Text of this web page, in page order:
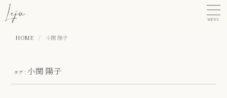
MENU
HOME / 小関 陽子
タグ：小関 陽子